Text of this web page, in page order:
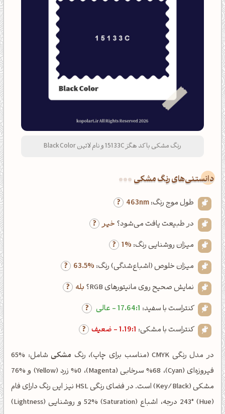
رنگ مشکی با کد هگز 15133C و نام لاتین Black Color
دانستنی‌های رنگ مشکی
طول موج رنگ:463nm
در طبیعت یافت می‌شود؟ خیر
میزان روشنایی رنگ: 1%
میزان خلوص (اشباع‌شدگی) رنگ: 63.5%
نمایش صحیح روی مانیتورهای RGB؟
بله
کنتراست با سفید: 17.64:1 - عالی
کنتراست با مشکی: 1.19:1 - ضعیف
در مدل رنگی CMYK (مناسب برای چاپ)، رنگ مشکی
شامل: %65
فیروزه‌ای (Cyan)، %68 سرخابی (Magenta)، %0 زرد (Yellow) و %76
مشکی (Key/Black) است. در فضای رنگی HSL نیز این رنگ دارای فام
(Hue) 243° درجه، اشباع (Saturation) 52% و روشنایی (Lightness)